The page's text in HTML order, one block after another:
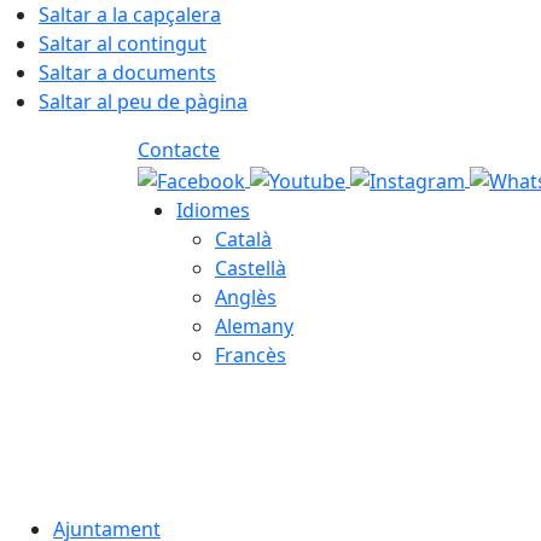
Saltar a la capçalera
Saltar al contingut
Saltar a documents
Saltar al peu de pàgina
Contacte
Idiomes
Català
Castellà
Anglès
Alemany
Francès
Ajuntament